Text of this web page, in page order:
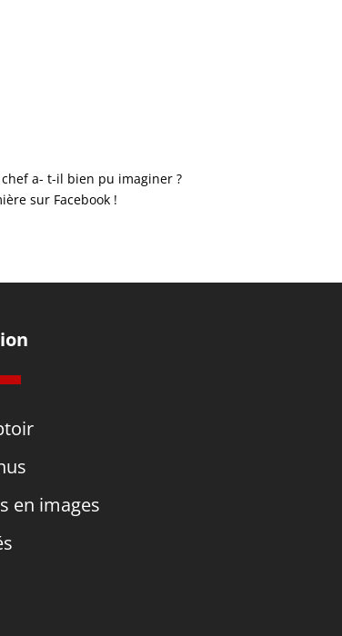
a- t-il bien pu imaginer ?
sur Facebook !
en images